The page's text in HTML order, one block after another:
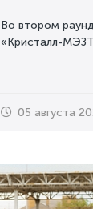
Во втором
«Кристалл-
05 августа